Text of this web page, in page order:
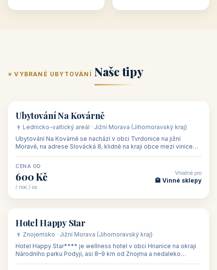
⭐ VYBRANÉ UBYTOVÁNÍ Naše tipy
🏡 penzion
Ubytování Na Kovárně
🍷 Lednicko-valtický areál · Jižní Morava (Jihomoravský kraj)
Ubytování Na Kovárně se nachází v obci Tvrdonice na jižní
Moravě, na adrese Slovácká 8, klidně na kraji obce mezi vinicemi,
CENA OD
600 Kč
/ noc / os.
Vhodné pro
🏨 Vinné sklepy
🏨 hotel
Hotel Happy Star
🍷 Znojemsko · Jižní Morava (Jihomoravský kraj)
Hotel Happy Star**** je wellness hotel v obci Hnanice na okraji
Národního parku Podyjí, asi 8–9 km od Znojma a nedaleko